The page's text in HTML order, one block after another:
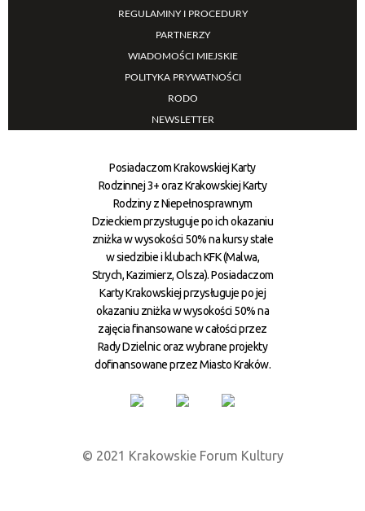
REGULAMINY I PROCEDURY
PARTNERZY
WIADOMOŚCI MIEJSKIE
POLITYKA PRYWATNOŚCI
RODO
NEWSLETTER
Posiadaczom Krakowskiej Karty
Rodzinnej 3+ oraz Krakowskiej Karty
Rodziny z Niepełnosprawnym
Dzieckiem przysługuje po ich okazaniu
zniżka w wysokości 50% na kursy stałe
w siedzibie i klubach KFK (Malwa,
Strych, Kazimierz, Olsza). Posiadaczom
Karty Krakowskiej przysługuje po jej
okazaniu zniżka w wysokości 50% na
zajęcia finansowane w całości przez
Rady Dzielnic oraz wybrane projekty
dofinansowane przez Miasto Kraków.
© 2021 Krakowskie Forum Kultury